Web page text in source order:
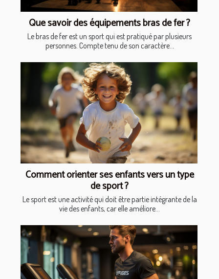
Que savoir des équipements bras de fer ?
Le bras de fer est un sport qui est pratiqué par plusieurs
personnes. Compte tenu de son caractère...
Comment orienter ses enfants vers un type
de sport ?
Le sport est une activité qui doit être partie intégrante de la
vie des enfants, car elle améliore...